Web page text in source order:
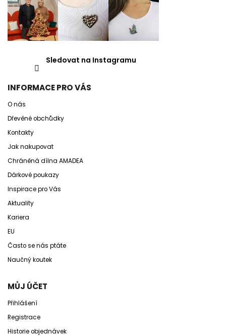
Sledovat na Instagramu
INFORMACE PRO VÁS
O nás
Dřevěné obchůdky
Kontakty
Jak nakupovat
Chráněná dílna AMADEA
Dárkové poukazy
Inspirace pro Vás
Aktuality
Kariera
EU
Často se nás ptáte
Naučný koutek
MŮJ ÚČET
Přihlášení
Registrace
Historie objednávek